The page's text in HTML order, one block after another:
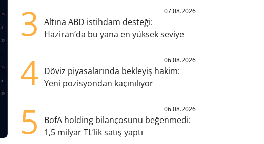
3 07.08.2026
Altına ABD istihdam desteği:
Haziran’da bu yana en yüksek seviye
4 06.08.2026
Döviz piyasalarında bekleyiş hakim:
Yeni pozisyondan kaçınılıyor
5 06.08.2026
BofA holding bilançosunu beğenmedi:
1,5 milyar TL’lik satış yaptı